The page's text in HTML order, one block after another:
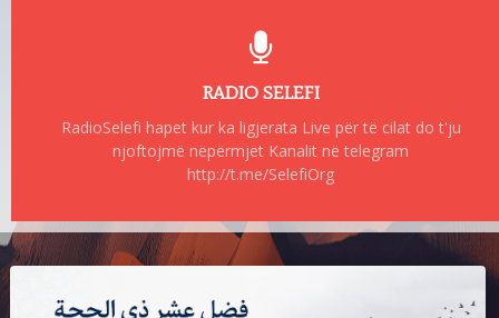
RADIO SELEFI
RadioSelefi hapet kur ka ligjerata Live për të cilat do t'ju
njoftojmë nëpërmjet Kanalit në telegram
http://t.me/SelefiOrg